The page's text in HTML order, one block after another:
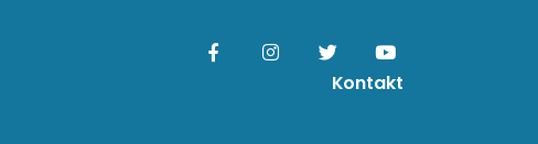
Kontakt